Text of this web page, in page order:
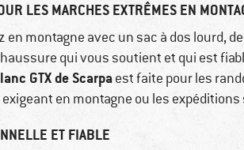
LES MARCHES EXTRÊMES EN
en montagne avec un sac à dos lourd,
qui vous soutient et qui est
GTX de Scarpaest faite pour les
en montagne ou les expéditions
ET FIABLE